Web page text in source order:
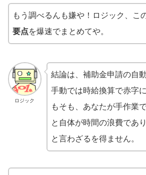
もう調べるんも嫌や！ロジック、こ
要点を爆速でまとめてや。
ロジック
結論は、補助金申請の自
手動では時給換算で赤字
もそも、あなたが手作業
と自体が時間の浪費であ
と言わざるを得ません。